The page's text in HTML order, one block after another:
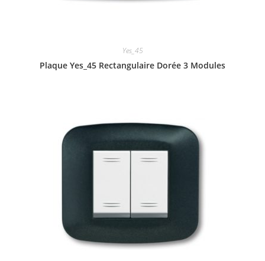
Yes_45
Plaque Yes_45 Rectangulaire Dorée 3 Modules